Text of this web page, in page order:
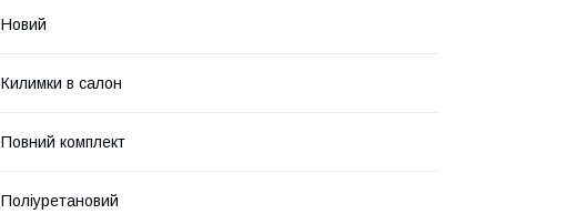
Новий
Килимки в салон
Повний комплект
Поліуретановий